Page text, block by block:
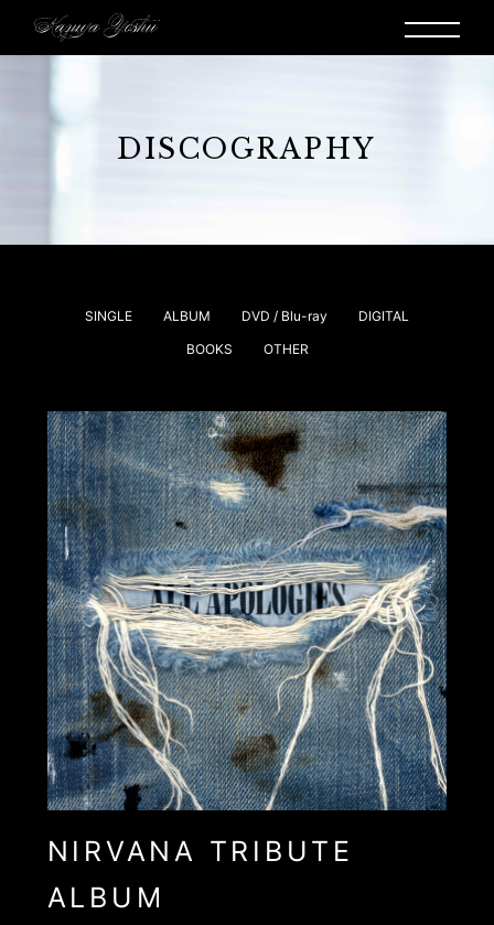
DISCOGRAPHY
SINGLE ALBUM DVD / Blu-ray
DIGITAL
BOOKS
OTHER
NIRVANA TRIBUTE
ALBUM